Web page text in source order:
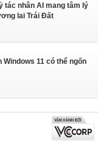
tác nhân AI mang tâm lý
lai Trái Đất
11 có thể ngốn